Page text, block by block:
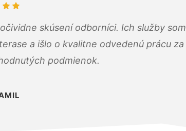
skúsení odborníci. Ich služby som
a išlo o kvalitne odvedenú prácu za
podmienok.